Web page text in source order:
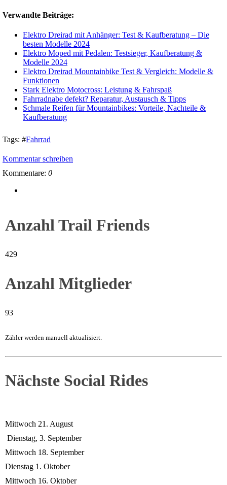
Verwandte Beiträge:
Elektro Dreirad mit Anhänger: Test & Kaufberatung – Die
besten Modelle 2024
Elektro Moped mit Pedalen: Testsieger, Kaufberatung &
Modelle 2024
Elektro Dreirad Mountainbike Test & Vergleich: Modelle &
Funktionen
Stark Elektro Motocross: Leistung & Fahrspaß
Fahrradnabe defekt? Reparatur, Austausch & Tipps
Schmale Reifen für Mountainbikes: Vorteile, Nachteile &
Kaufberatung
Tags: #Fahrrad
Kommentar schreiben
Kommentare: 0
Anzahl Trail Friends
429
Anzahl Mitglieder
93
Zähler werden manuell aktualisiert.
Nächste Social Rides
Mittwoch 21. August
Dienstag, 3. September
Mittwoch 18. September
Dienstag 1. Oktober
Mittwoch 16. Oktober